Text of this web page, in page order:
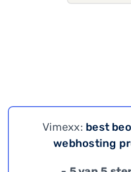
Vimexx: best
webhosting